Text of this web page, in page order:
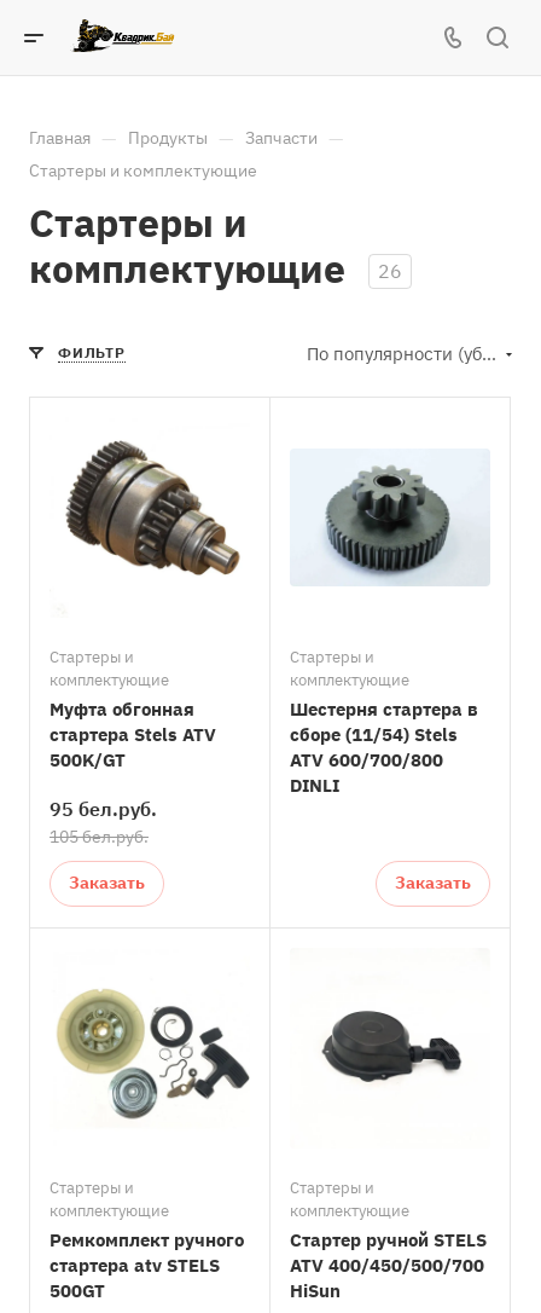
Главная — Продукты — Запчасти —
Стартеры и комплектующие
Стартеры и
комплектующие
26
ФИЛЬТР По популярности (убывание)
Стартеры и
комплектующие
Муфта обгонная
стартера Stels ATV
500K/GT
95 бел.руб.
105 бел.руб.
Заказать
Стартеры и
комплектующие
Шестерня стартера в
сборе (11/54) Stels
ATV 600/700/800
DINLI
Заказать
Стартеры и
комплектующие
Ремкомплект ручного
стартера atv STELS
500GT
Стартеры и
комплектующие
Стартер ручной STELS
ATV 400/450/500/700
HiSun